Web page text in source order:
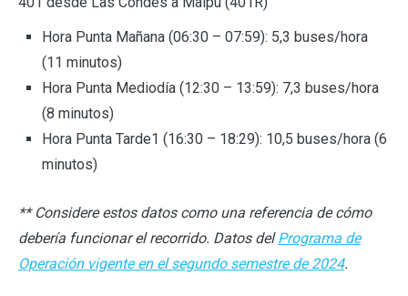
Hora Punta Mañana (06:30 – 07:59): 5,3 buses/hora
(11 minutos)
Hora Punta Mediodía (12:30 – 13:59): 7,3 buses/hora
(8 minutos)
Hora Punta Tarde1 (16:30 – 18:29): 10,5 buses/hora (6
minutos)
** Considere estos datos como una referencia de cómo
debería funcionar el recorrido. Datos delPrograma de
Operación vigente en el segundo semestre de 2024.